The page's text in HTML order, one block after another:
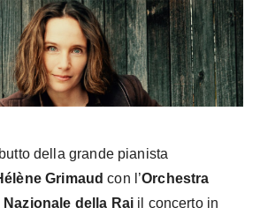
della grande pianista
Grimaud con l’Orchestra
della Rai il concerto in